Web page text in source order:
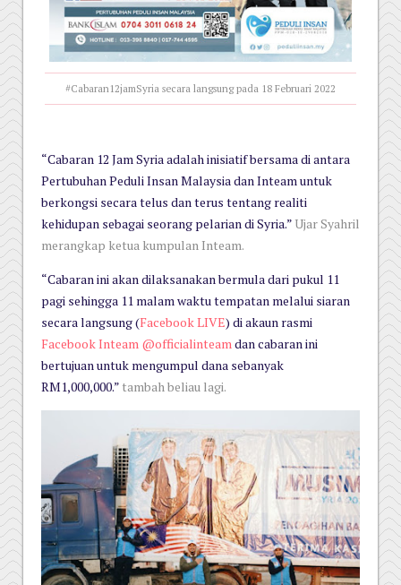
#Cabaran12jamSyria secara langsung pada 18 Februari 2022
“Cabaran 12 Jam Syria adalah inisiatif bersama di antara
Pertubuhan Peduli Insan Malaysia dan Inteam untuk
berkongsi secara telus dan terus tentang realiti
kehidupan sebagai seorang pelarian di Syria.” Ujar Syahril
merangkap ketua kumpulan Inteam.
“Cabaran ini akan dilaksanakan bermula dari pukul 11
pagi sehingga 11 malam waktu tempatan melalui siaran
secara langsung (Facebook LIVE) di akaun rasmi
Facebook Inteam @officialinteamdan cabaran ini
bertujuan untuk mengumpul dana sebanyak
RM1,000,000.” tambah beliau lagi.